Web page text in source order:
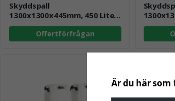
Skyddspall
1300x1300x445mm, 450 Liter,
Grön
Offertförfrågan
Grön